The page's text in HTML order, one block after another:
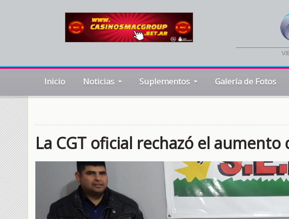
Inicio Noticias Suplementos Galería de Fotos
La CGT oficial rechazó el